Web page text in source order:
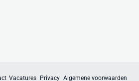
Vacatures Privacy Algemene voorwaarden